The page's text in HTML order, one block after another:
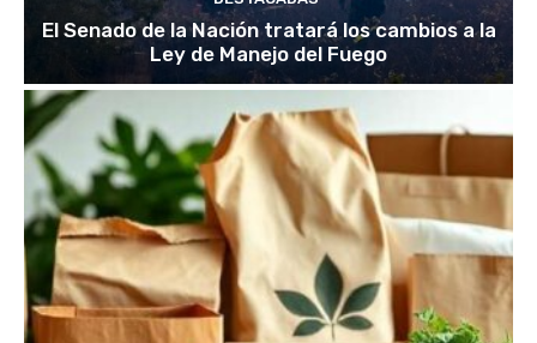
El Senado de la Nación tratará los cambios a la
Ley de Manejo del Fuego